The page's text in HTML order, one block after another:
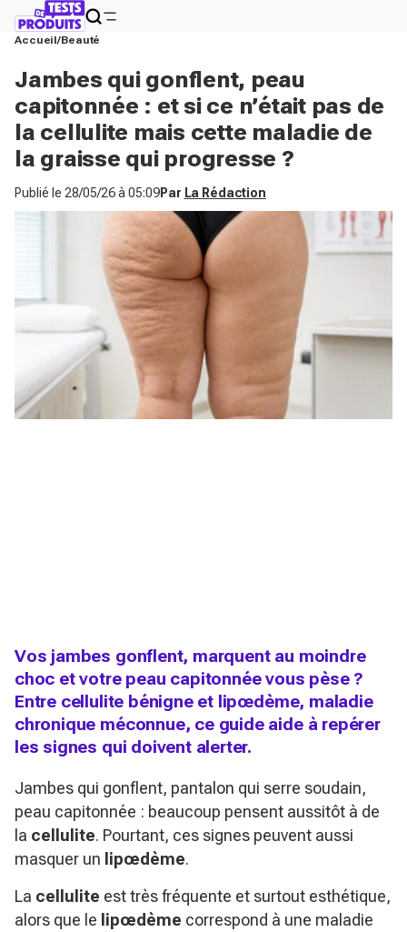
Accueil Beauté
Jambes qui gonflent, peau
capitonnée : et si ce n’était pas de
la cellulite mais cette maladie de
la graisse qui progresse ?
Publié le 28/05/26 à 05:09Par La Rédaction
Vos jambes gonflent, marquent au moindre
choc et votre peau capitonnée vous pèse ?
Entre cellulite bénigne et lipœdème, maladie
chronique méconnue, ce guide aide à repérer
les signes qui doivent alerter.
Jambes qui gonflent, pantalon qui serre soudain,
peau capitonnée : beaucoup pensent aussitôt à de
la cellulite. Pourtant, ces signes peuvent aussi
masquer un lipœdème.
La cellulite est très fréquente et surtout esthétique,
alors que le lipœdème correspond à une maladie